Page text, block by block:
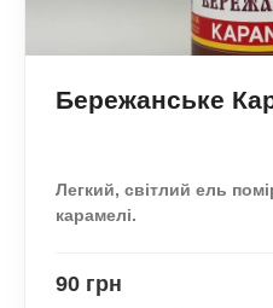
Бережанське
Легкий, світлий ель
карамелі.
90 грн